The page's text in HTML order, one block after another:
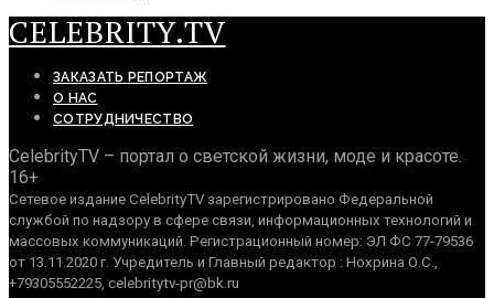
CELEBRITY.TV
ЗАКАЗАТЬ РЕПОРТАЖ
О НАС
СОТРУДНИЧЕСТВО
CelebrityTV – портал о светской жизни, моде и красоте.
16+
Сетевое издание CelebrityTV зарегистрировано Федеральной
службой по надзору в сфере связи, информационных технологий и
массовых коммуникаций. Регистрационный номер: ЭЛ ФС 77-79536
от 13.11.2020 г. Учредитель и Главный редактор : Нохрина О.С.,
+79305552225, celebritytv-pr@bk.ru